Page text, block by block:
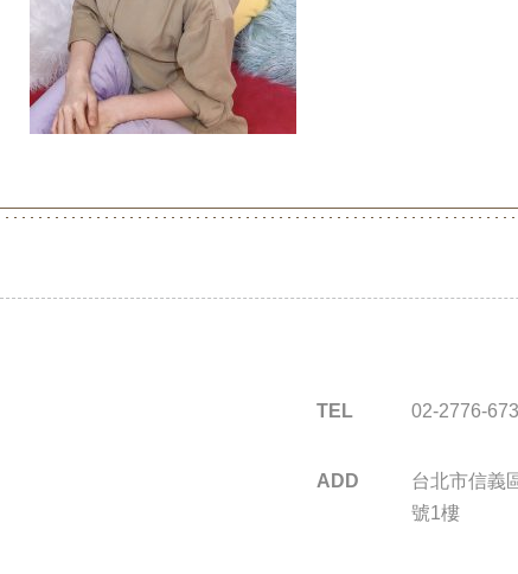
TEL 02-2776-
ADD
台北市信義
號1樓